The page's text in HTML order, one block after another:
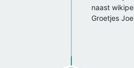
naast
Groetjes